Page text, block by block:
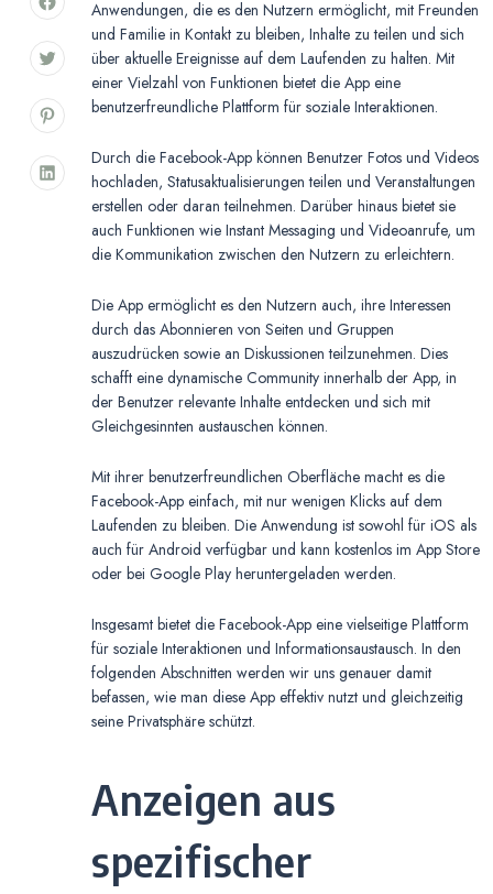
Anwendungen, die es den Nutzern ermöglicht, mit Freunden
und Familie in Kontakt zu bleiben, Inhalte zu teilen und sich
über aktuelle Ereignisse auf dem Laufenden zu halten. Mit
einer Vielzahl von Funktionen bietet die App eine
benutzerfreundliche Plattform für soziale Interaktionen.
Durch die Facebook-App können Benutzer Fotos und Videos
hochladen, Statusaktualisierungen teilen und Veranstaltungen
erstellen oder daran teilnehmen. Darüber hinaus bietet sie
auch Funktionen wie Instant Messaging und Videoanrufe, um
die Kommunikation zwischen den Nutzern zu erleichtern.
Die App ermöglicht es den Nutzern auch, ihre Interessen
durch das Abonnieren von Seiten und Gruppen
auszudrücken sowie an Diskussionen teilzunehmen. Dies
schafft eine dynamische Community innerhalb der App, in
der Benutzer relevante Inhalte entdecken und sich mit
Gleichgesinnten austauschen können.
Mit ihrer benutzerfreundlichen Oberfläche macht es die
Facebook-App einfach, mit nur wenigen Klicks auf dem
Laufenden zu bleiben. Die Anwendung ist sowohl für iOS als
auch für Android verfügbar und kann kostenlos im App Store
oder bei Google Play heruntergeladen werden.
Insgesamt bietet die Facebook-App eine vielseitige Plattform
für soziale Interaktionen und Informationsaustausch. In den
folgenden Abschnitten werden wir uns genauer damit
befassen, wie man diese App effektiv nutzt und gleichzeitig
seine Privatsphäre schützt.
Anzeigen aus
spezifischer